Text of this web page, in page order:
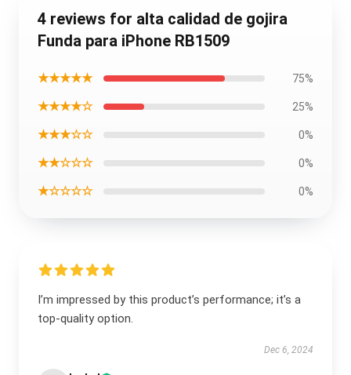
4 reviews for alta calidad de gojira
Funda para iPhone RB1509
★★★★★ 75%
★★★★☆ 25%
★★★☆☆ 0%
★★☆☆☆ 0%
★☆☆☆☆ 0%
I’m impressed by this product’s performance; it’s a
top-quality option.
Dec 6, 2024